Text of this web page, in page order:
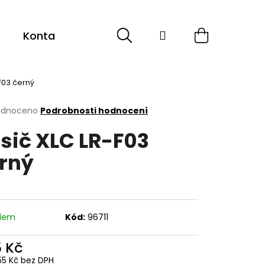
Kontakt Sport Cyklistika
HledatPřihlášeníNákupní
černý
Podrobnosti hodnocení
XLC LR-F03
Kód: 96711
Kč
Kč bez DPH